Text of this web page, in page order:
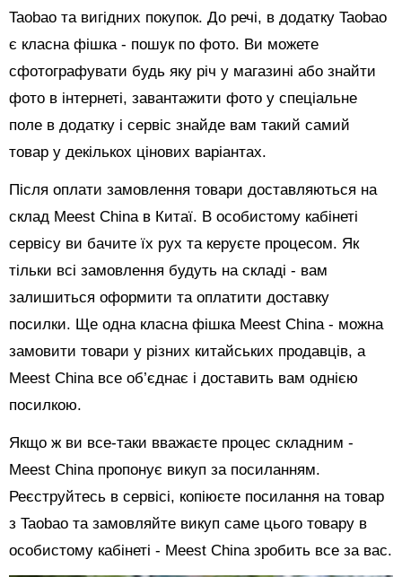
Taobao та вигідних покупок. До речі, в додатку Taobao
є класна фішка - пошук по фото. Ви можете
сфотографувати будь яку річ у магазині або знайти
фото в інтернеті, завантажити фото у спеціальне
поле в додатку і сервіс знайде вам такий самий
товар у декількох цінових варіантах.
Після оплати замовлення товари доставляються на
склад Meest China в Китаї. В особистому кабінеті
сервісу ви бачите їх рух та керуєте процесом. Як
тільки всі замовлення будуть на складі - вам
залишиться оформити та оплатити доставку
посилки. Ще одна класна фішка Meest China - можна
замовити товари у різних китайських продавців, а
Meest China все об’єднає і доставить вам однією
посилкою.
Якщо ж ви все-таки вважаєте процес складним -
Meest China пропонує викуп за посиланням.
Реєструйтесь в сервісі, копіюєте посилання на товар
з Taobao та замовляйте викуп саме цього товару в
особистому кабінеті - Meest China зробить все за вас.